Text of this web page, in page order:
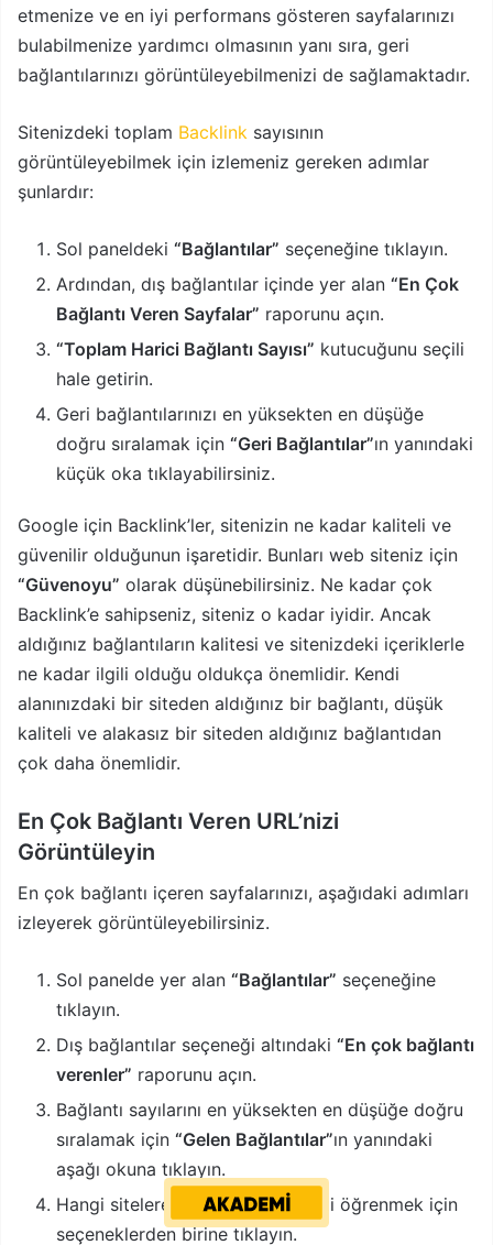
etmenize ve en iyi performans gösteren sayfalarınızı
bulabilmenize yardımcı olmasının yanı sıra, geri
bağlantılarınızı görüntüleyebilmenizi de sağlamaktadır.
Sitenizdeki toplam Backlink sayısının
görüntüleyebilmek için izlemeniz gereken adımlar
şunlardır:
Sol paneldeki “Bağlantılar” seçeneğine tıklayın.
Ardından, dış bağlantılar içinde yer alan “En Çok
Bağlantı Veren Sayfalar” raporunu açın.
“Toplam Harici Bağlantı Sayısı” kutucuğunu seçili
hale getirin.
Geri bağlantılarınızı en yüksekten en düşüğe
doğru sıralamak için “Geri Bağlantılar”ın yanındaki
küçük oka tıklayabilirsiniz.
Google için Backlink’ler, sitenizin ne kadar kaliteli ve
güvenilir olduğunun işaretidir. Bunları web siteniz için
“Güvenoyu” olarak düşünebilirsiniz. Ne kadar çok
Backlink’e sahipseniz, siteniz o kadar iyidir. Ancak
aldığınız bağlantıların kalitesi ve sitenizdeki içeriklerle
ne kadar ilgili olduğu oldukça önemlidir. Kendi
alanınızdaki bir siteden aldığınız bir bağlantı, düşük
kaliteli ve alakasız bir siteden aldığınız bağlantıdan
çok daha önemlidir.
En Çok Bağlantı Veren URL’nizi
Görüntüleyin
En çok bağlantı içeren sayfalarınızı, aşağıdaki adımları
izleyerek görüntüleyebilirsiniz.
Sol panelde yer alan “Bağlantılar” seçeneğine
tıklayın.
Dış bağlantılar seçeneği altındaki “En çok bağlantı
verenler” raporunu açın.
Bağlantı sayılarını en yüksekten en düşüğe doğru
sıralamak için “Gelen Bağlantılar”ın yanındaki
aşağı okuna tıklayın.
Hangi sitelere bağlantı verdiğinizi öğrenmek için
seçeneklerden birine tıklayın.